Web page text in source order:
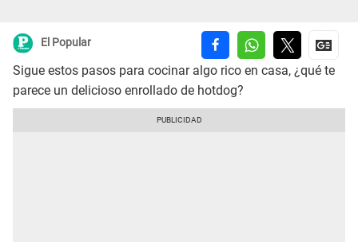
El Popular
Sigue estos pasos para cocinar algo rico en casa, ¿qué te
parece un delicioso enrollado de hotdog?